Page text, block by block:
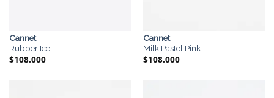
Cannet
Rubber Ice
$108.000
Cannet
Milk Pastel Pink
$108.000